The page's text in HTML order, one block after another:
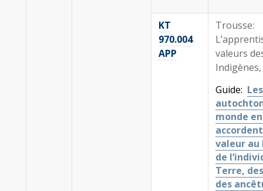
KT
970.004
APP
Trousse:
valeurs
Guide:
monde
valeur
de
Terre,
des